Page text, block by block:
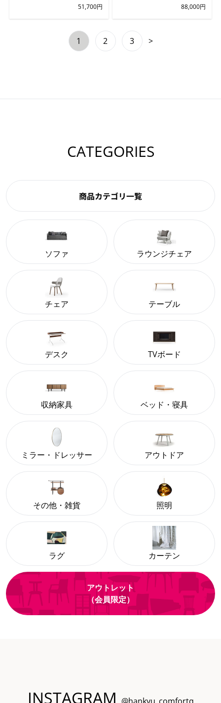
51,700円
88,000円
1 2 3 >
CATEGORIES
商品カテゴリ一覧
ソファ ラウンジチェア
チェア テーブル
デスク TVボード
収納家具 ベッド・寝具
ミラー・ドレッサー アウトドア
その他・雑貨 照明
ラグ カーテン
アウトレット
（会員限定）
INSTAGRAM